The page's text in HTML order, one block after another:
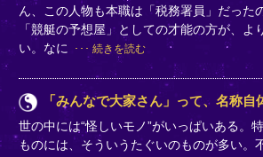
ん、この人物も本職は「税務署員」だった
「競艇の予想屋」としての才能の方が、よ
い。なに
続きを読む
「みんなで大家さん」って、名称自
世の中には“怪しいモノ”がいっぱいある。
ものには、そういうたぐいのものが多い。